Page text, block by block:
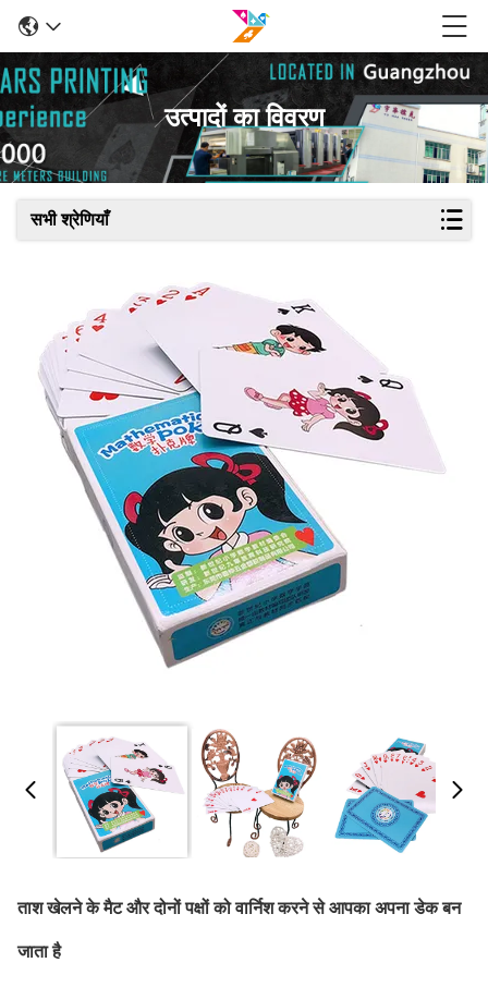
उत्पादों का विवरण
सभी श्रेणियाँ
ताश खेलने के मैट और दोनों पक्षों को वार्निश करने से आपका अपना डेक बन
जाता है